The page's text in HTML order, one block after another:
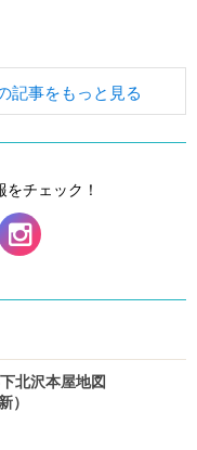
記事をもっと見る
チェック！
北沢本屋地図
）